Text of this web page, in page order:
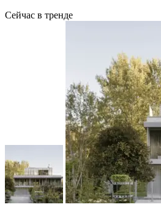
Сейчас в тренде